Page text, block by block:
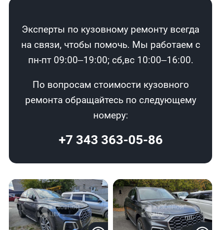
Эксперты по кузовному ремонту всегда
на связи, чтобы помочь. Мы работаем с
пн-пт 09:00–19:00; сб,вс 10:00–16:00.
По вопросам стоимости кузовного
ремонта обращайтесь по следующему
номеру:
+7 343 363-05-86